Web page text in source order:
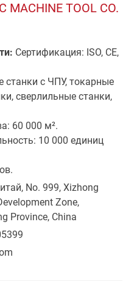
MACHINE TOOL CO.
Сертификация: ISO, CE,
станки с ЧПУ, токарные
сверлильные станки,
60 000 м².
10 000 единиц
No. 999, Xizhong
Zone,
Province, China